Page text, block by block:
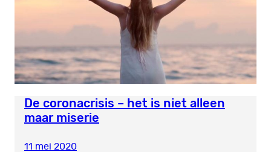
De coronacrisis – het is niet alleen
maar miserie
11 mei 2020